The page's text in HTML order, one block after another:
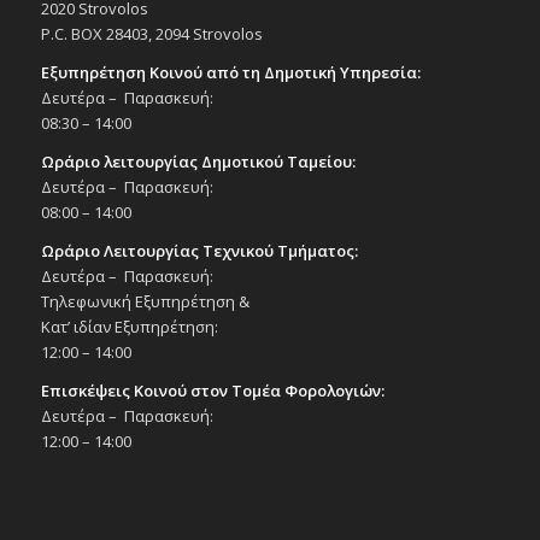
του Δήμου, 27/4/25, ώρα 15:00
Εκδηλώσεις Δήμου
ΑΠΡ
Βόλφγκανγκ Αμαντέους Μότσαρτ, από
την παιδική σκηνή της Κάρμεν Ρουγγέρη,
στο πλαίσιο του 9ου Φεστιβάλ Θεάτρου
Εκδηλώσεις Δήμου
Δημοτικό Θέατρο Στροβόλου
ΑΠΡ
30
Φιλαναγνωσίας Δημ. Βιβλιοθήκης
Στροβόλου & την Εθνική Εταιρεία
Ελλήνων Λογοτεχνών Κύπρου, 30/4/25,
21:00
2020 Strovolos
P.C. BOX 28403, 2094 Strovolos
Εξυπηρέτηση Κοινού από τη Δημοτική Υπηρεσία:
Δευτέρα – Παρασκευή:
08:30 – 14:00
Ωράριο λειτουργίας Δημοτικού Ταμείου:
Δευτέρα – Παρασκευή:
08:00 – 14:00
Ωράριο Λειτουργίας Τεχνικού Τμήματος:
Δευτέρα – Παρασκευή:
Τηλεφωνική Εξυπηρέτηση &
Κατ’ ιδίαν Εξυπηρέτηση:
12:00 – 14:00
Επισκέψεις Κοινού στον Τομέα Φορολογιών:
Δευτέρα – Παρασκευή:
12:00 – 14:00